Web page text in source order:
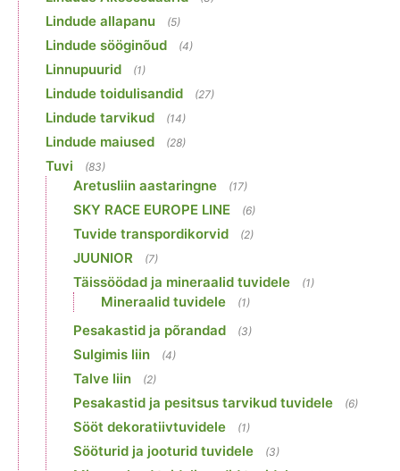
Lindude allapanu (5)
Lindude sööginõud (4)
Linnupuurid (1)
Lindude toidulisandid (27)
Lindude tarvikud (14)
Lindude maiused (28)
Tuvi (83)
Aretusliin aastaringne (17)
SKY RACE EUROPE LINE (6)
Tuvide transpordikorvid (2)
JUUNIOR (7)
Täissöödad ja mineraalid tuvidele (1)
Mineraalid tuvidele (1)
Pesakastid ja põrandad (3)
Sulgimis liin (4)
Talve liin (2)
Pesakastid ja pesitsus tarvikud tuvidele (6)
Sööt dekoratiivtuvidele (1)
Sööturid ja jooturid tuvidele (3)